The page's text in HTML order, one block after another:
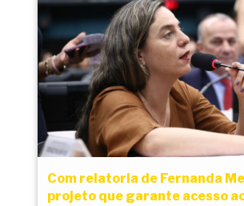
Com relatoria de Fernanda
projeto que garante acesso